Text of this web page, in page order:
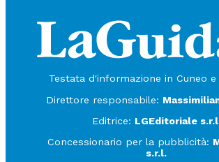
Testata d'informazione in Cuneo
Direttore responsabile:
Editrice: LGEditoriale
Concessionario per la pubblicità:
s.r.l.